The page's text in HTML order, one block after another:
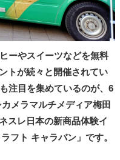
ーやスイーツなどを無料
トが続々と開催されてい
注目を集めているのが、6
メラマルチメディア梅田
スレ日本の新商品体験イ
フト キャラバン」です。